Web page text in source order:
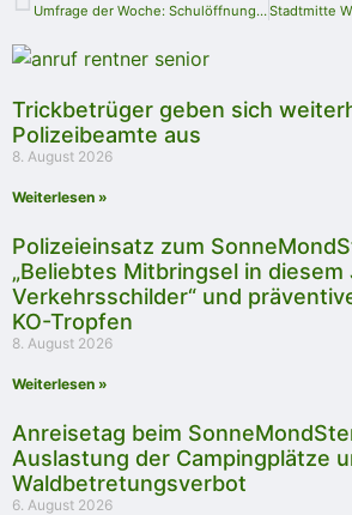
Umfrage der Woche: Schulöffnung nur mit Testpflicht?
Trickbetrüger geben sich
Polizeibeamte aus
8. August 2026
Weiterlesen »
Polizeieinsatz zum
„Beliebtes Mitbringsel in
Verkehrsschilder“ und
KO-Tropfen
8. August 2026
Weiterlesen »
Anreisetag beim
Auslastung der Campingplätze
Waldbetretungsverbot
6. August 2026